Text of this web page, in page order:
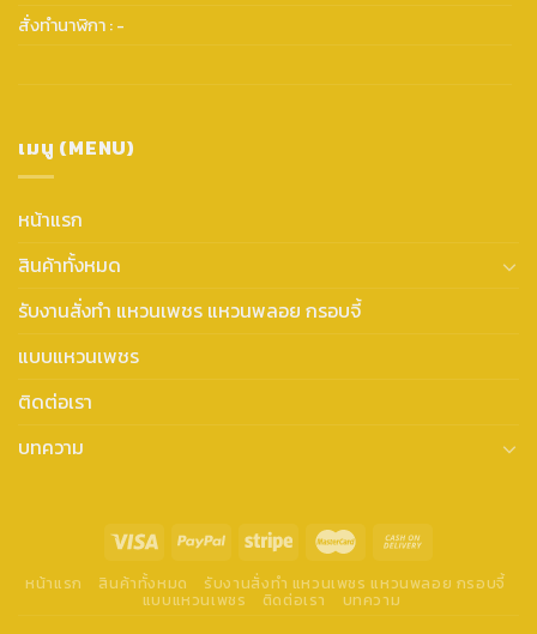
สั่งทำนาฬิกา : -
เมนู (MENU)
หน้าแรก
สินค้าทั้งหมด
รับงานสั่งทำ แหวนเพชร แหวนพลอย กรอบจี้
แบบแหวนเพชร
ติดต่อเรา
บทความ
หน้าแรก สินค้าทั้งหมด รับงานสั่งทำ แหวนเพชร แหวนพลอย กรอบจี้
แบบแหวนเพชร ติดต่อเรา บทความ